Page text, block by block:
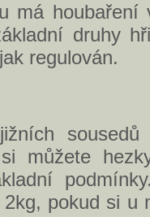
má
druhy
regulován.
můžete
pokud si u